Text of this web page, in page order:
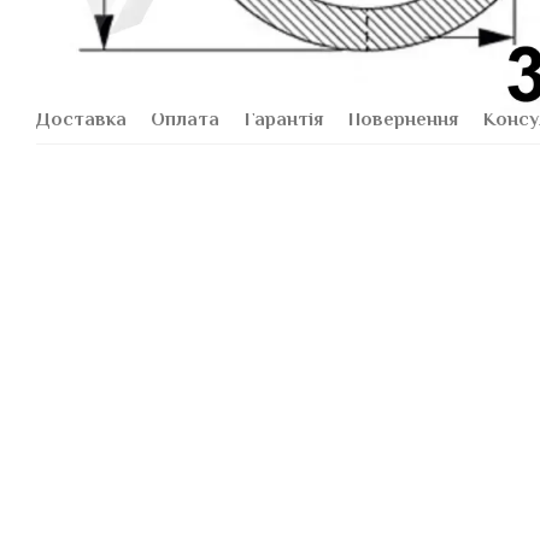
Доставка Оплата Гарантія Повернення